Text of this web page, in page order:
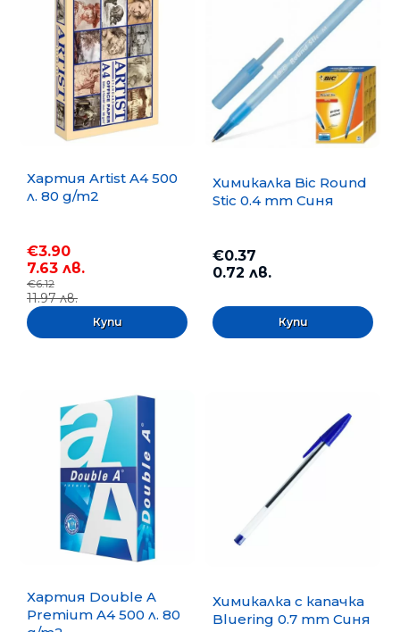
Хартия Artist A4 500
л. 80 g/m2
€3.90
7.63 лв.
€6.12
11.97 лв.
Химикалка Bic Round
Stic 0.4 mm Синя
€0.37
0.72 лв.
Хартия Double A
Premium A4 500 л. 80
Химикалка с капачка
Bluering 0.7 mm Синя